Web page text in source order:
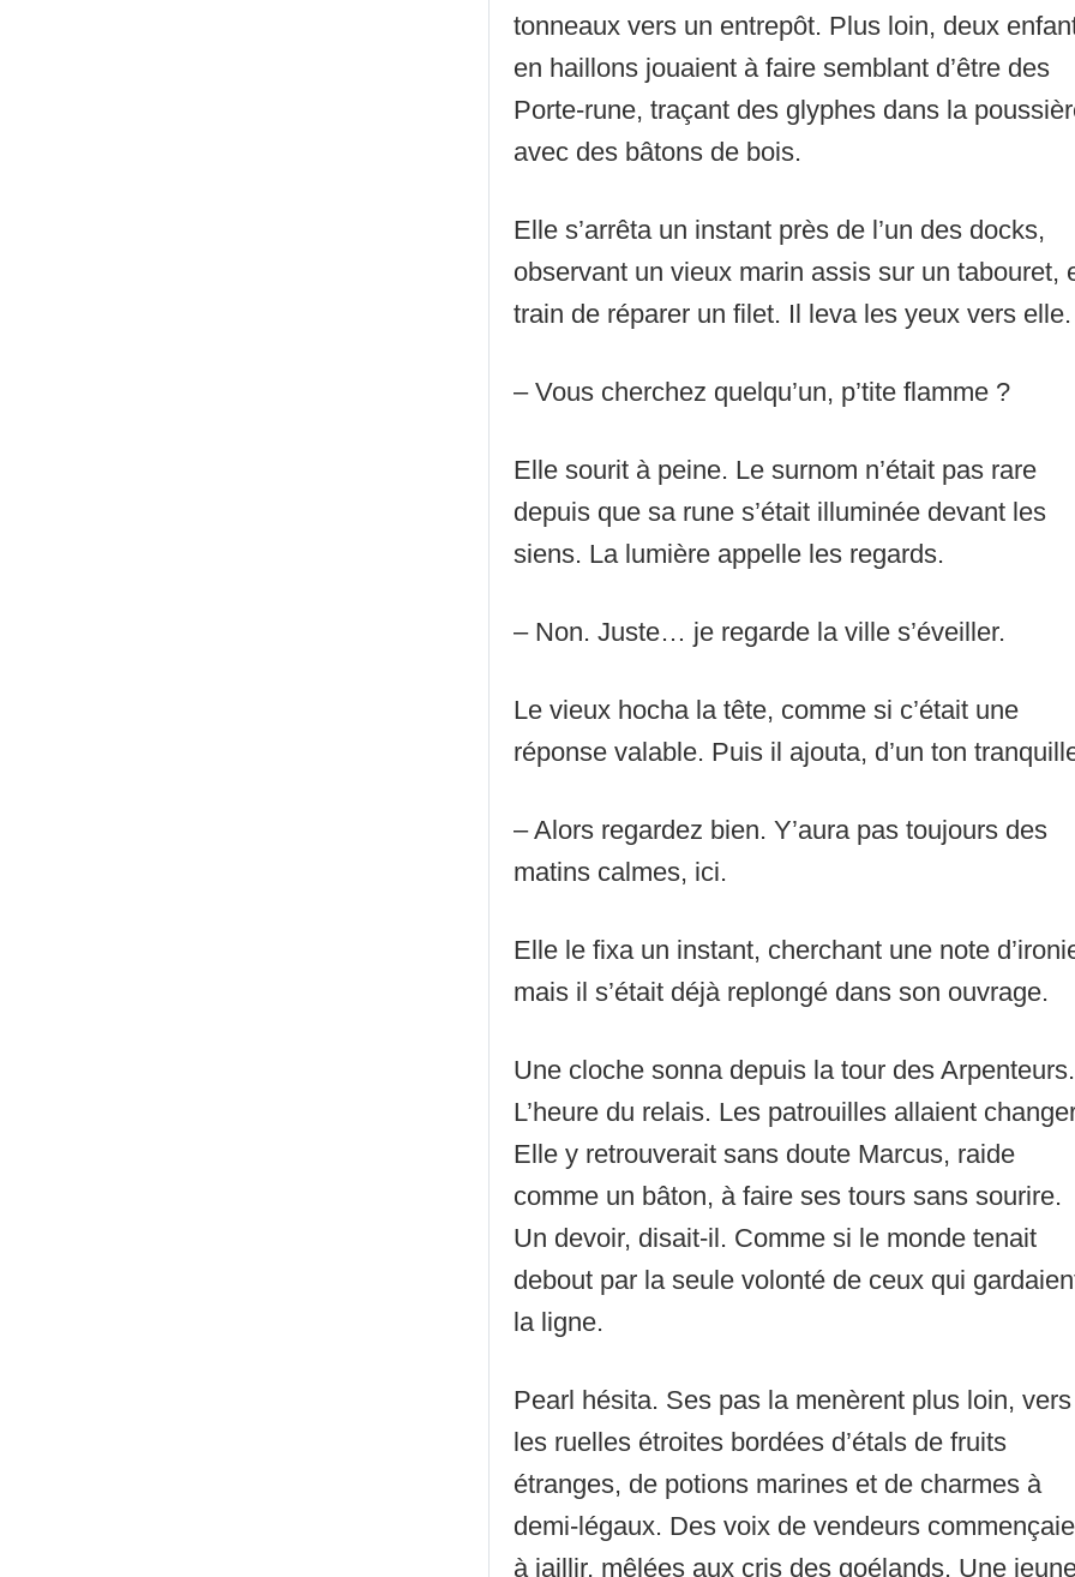
tonneaux vers un entrepôt. Plus loin, deux
en haillons jouaient à faire semblant d’être des
Porte-rune, traçant des glyphes dans la
avec des bâtons de bois.
Elle s’arrêta un instant près de l’un des docks,
observant un vieux marin assis sur un tabouret,
train de réparer un filet. Il leva les yeux vers elle.
– Vous cherchez quelqu’un, p’tite flamme ?
Elle sourit à peine. Le surnom n’était pas rare
depuis que sa rune s’était illuminée devant les
siens. La lumière appelle les regards.
– Non. Juste… je regarde la ville s’éveiller.
Le vieux hocha la tête, comme si c’était une
réponse valable. Puis il ajouta, d’un ton
– Alors regardez bien. Y’aura pas toujours des
matins calmes, ici.
Elle le fixa un instant, cherchant une note
mais il s’était déjà replongé dans son ouvrage.
Une cloche sonna depuis la tour des Arpenteurs.
L’heure du relais. Les patrouilles allaient
Elle y retrouverait sans doute Marcus, raide
comme un bâton, à faire ses tours sans sourire.
Un devoir, disait-il. Comme si le monde tenait
debout par la seule volonté de ceux qui
la ligne.
Pearl hésita. Ses pas la menèrent plus loin, vers
les ruelles étroites bordées d’étals de fruits
étranges, de potions marines et de charmes à
demi-légaux. Des voix de vendeurs
à jaillir, mêlées aux cris des goélands. Une